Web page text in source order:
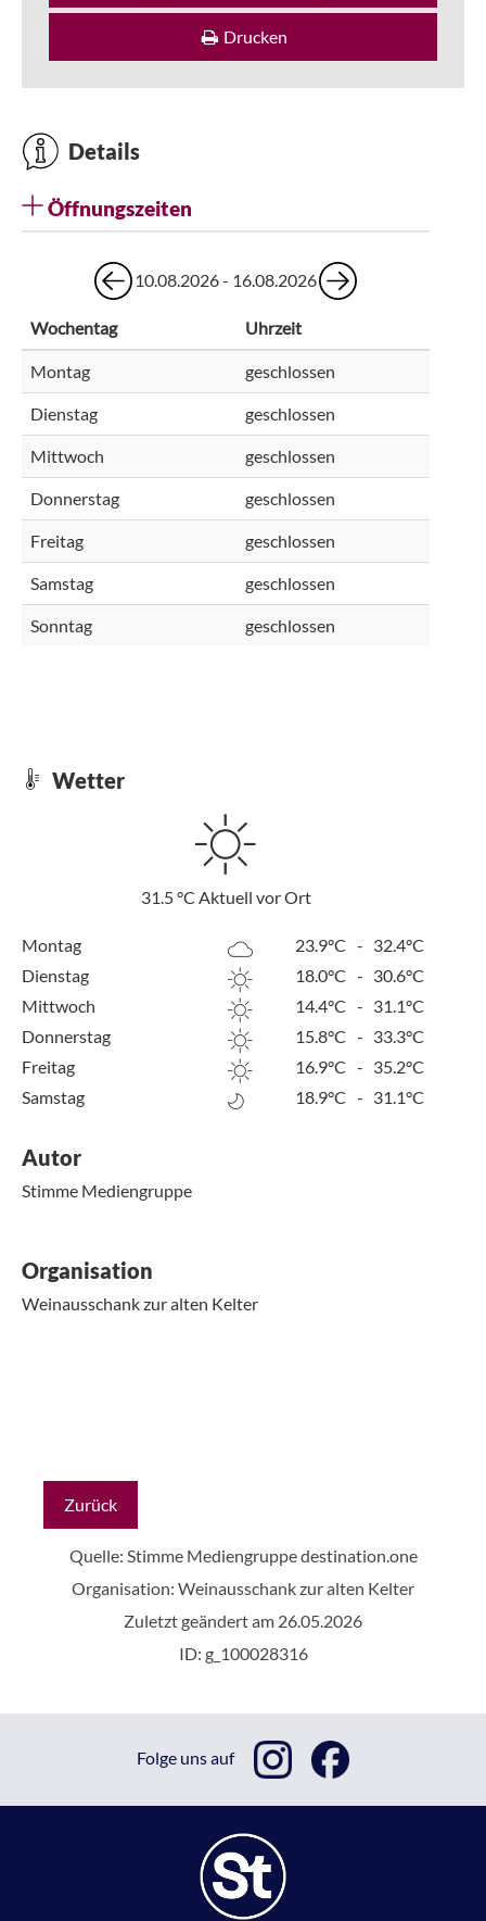
Drucken
Details
Öffnungszeiten
10.08.2026 - 16.08.2026
Wochentag Uhrzeit
Montag geschlossen
Dienstag geschlossen
Mittwoch geschlossen
Donnerstag geschlossen
Freitag geschlossen
Samstag geschlossen
Sonntag geschlossen
Wetter
31.5°C Aktuell vor Ort
Montag 23.9°C - 32.4°C
Dienstag
18.0°C - 30.6°C
Mittwoch
14.4°C - 31.1°C
Donnerstag
15.8°C - 33.3°C
Freitag
16.9°C - 35.2°C
Samstag
18.9°C - 31.1°C
Autor
Stimme Mediengruppe
Organisation
Weinausschank zur alten Kelter
Zurück
Quelle: Stimme Mediengruppedestination.one
Organisation: Weinausschank zur alten Kelter
Zuletzt geändert am 26.05.2026
ID: g_100028316
Folge uns auf